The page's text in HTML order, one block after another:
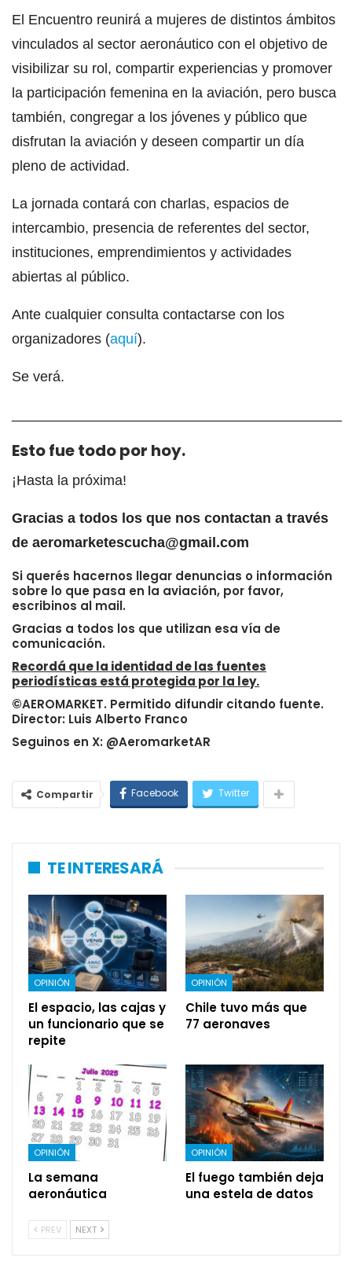
El Encuentro reunirá a mujeres de distintos ámbitos
vinculados al sector aeronáutico con el objetivo de
visibilizar su rol, compartir experiencias y promover
la participación femenina en la aviación, pero busca
también, congregar a los jóvenes y público que
disfrutan la aviación y deseen compartir un día
pleno de actividad.
La jornada contará con charlas, espacios de
intercambio, presencia de referentes del sector,
instituciones, emprendimientos y actividades
abiertas al público.
Ante cualquier consulta contactarse con los
organizadores (aquí).
Se verá.
Esto fue todo por hoy.
¡Hasta la próxima!
Gracias a todos los que nos contactan a través
de aeromarketescucha@gmail.com
Si querés hacernos llegar denuncias o información
sobre lo que pasa en la aviación, por favor,
escribinos al mail.
Gracias a todos los que utilizan esa vía de
comunicación.
Recordá que la identidad de las fuentes
periodísticas está protegida por la ley.
©AEROMARKET. Permitido difundir citando fuente.
Director: Luis Alberto Franco
Seguinos en X: @AeromarketAR
Compartir Facebook Twitter
TE INTERESARÁ
OPINIÓN
El espacio, las cajas y
un funcionario que se
repite
OPINIÓN
Chile tuvo más que
77 aeronaves
OPINIÓN
La semana
aeronáutica
OPINIÓN
El fuego también deja
una estela de datos
PREV NEXT